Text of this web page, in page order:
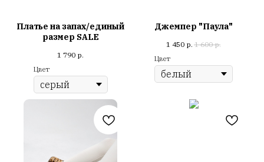
Платье на запах/единый
размер SALE
1 790 р.
Цвет
Джемпер "Паула"
1 450 р. 1 600 р.
Цвет